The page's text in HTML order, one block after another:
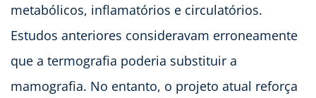
metabólicos, inflamatórios e circulatórios.
Estudos anteriores consideravam erroneamente
que a termografia poderia substituir a
mamografia. No entanto, o projeto atual reforça